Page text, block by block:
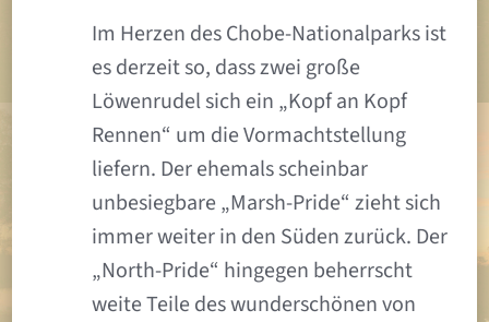
Im Herzen des Chobe-Nationalparks ist
es derzeit so, dass zwei große
Löwenrudel sich ein „Kopf an Kopf
Rennen“ um die Vormachtstellung
liefern. Der ehemals scheinbar
unbesiegbare „Marsh-Pride“ zieht sich
immer weiter in den Süden zurück. Der
„North-Pride“ hingegen beherrscht
weite Teile des wunderschönen von